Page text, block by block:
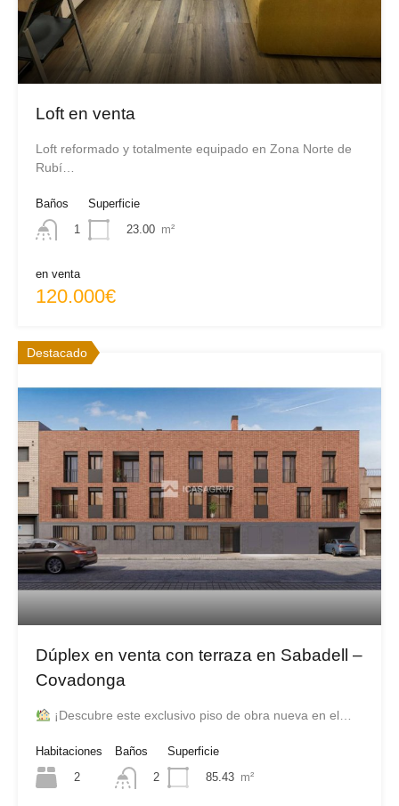
Loft en venta
Loft reformado y totalmente equipado en Zona Norte de
Rubí…
Baños
1
Superficie
23.00 m²
en venta
120.000€
Destacado
Dúplex en venta con terraza en Sabadell –
Covadonga
¡Descubre este exclusivo piso de obra nueva en el…
Habitaciones
2
Baños
2
Superficie
85.43 m²